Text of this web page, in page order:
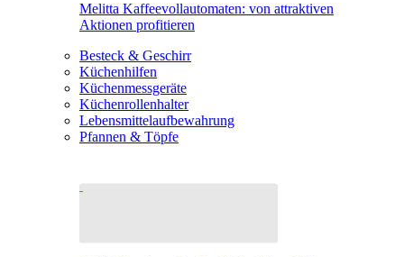
Melitta Kaffeevollautomaten: von attraktiven
Aktionen profitieren
Besteck & Geschirr
Küchenhilfen
Küchenmessgeräte
Küchenrollenhalter
Lebensmittelaufbewahrung
Pfannen & Töpfe